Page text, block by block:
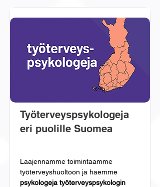
Työterveyspsykologeja
eri puolille Suomea
Laajennamme toimintaamme
työterveyshuoltoon ja haemme
psykologeja työterveyspsykologin